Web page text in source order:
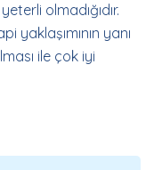
olmadığıdır.
yaklaşımının yanı
ile çok iyi